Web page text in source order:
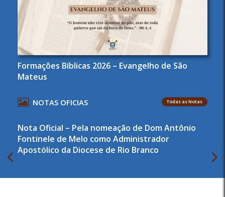
Formações Bíblicas 2026 – Evangelho de São
Mateus
NOTAS OFICIAS Todas as Notas
Nota Oficial – Pela nomeação de Dom Antônio
Fontinele de Melo como Administrador
Apostólico da Diocese de Rio Branco